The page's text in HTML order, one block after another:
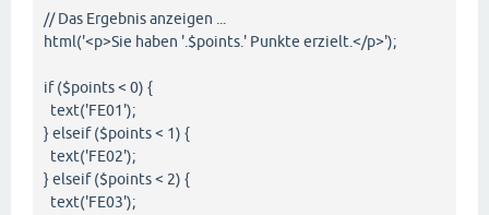
// Das Ergebnis anzeigen ...
html('<p>Sie haben '.$points.' Punkte erzielt.</p>');
if ($points < 0) {
text('FE01');
} elseif ($points < 1) {
text('FE02');
} elseif ($points < 2) {
text('FE03');